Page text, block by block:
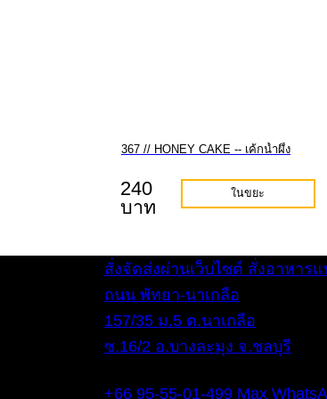
367 // HONEY CAKE -- เค้กน้ำผึ้ง
240
บาท
ในขยะ
สั่งจัดส่งผ่านเว็บไซต์ สั่งอาหาร
ถนน พัทยา-นาเกลือ
157/35 ม.5 ต.นาเกลือ
ซ.16/2 อ.บางละมุง จ.ชลบุรี
+66 95-55-01-499 Max